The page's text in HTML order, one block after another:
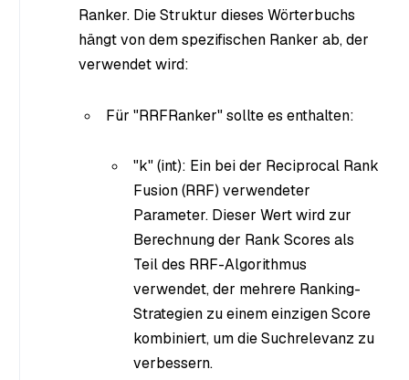
Ranker. Die Struktur dieses Wörterbuchs
hängt von dem spezifischen Ranker ab, der
verwendet wird:
Für "RRFRanker" sollte es enthalten:
"k" (int): Ein bei der Reciprocal Rank
Fusion (RRF) verwendeter
Parameter. Dieser Wert wird zur
Berechnung der Rank Scores als
Teil des RRF-Algorithmus
verwendet, der mehrere Ranking-
Strategien zu einem einzigen Score
kombiniert, um die Suchrelevanz zu
verbessern.